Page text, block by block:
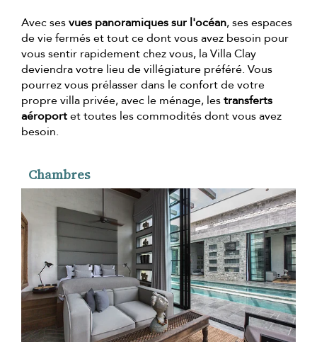
Avec sesvues panoramiques sur l'océan, ses espaces
de vie fermés et tout ce dont vous avez besoin pour
vous sentir rapidement chez vous, la Villa Clay
deviendra votre lieu de villégiature préféré. Vous
pourrez vous prélasser dans le confort de votre
propre villa privée, avec le ménage, lestransferts
aéroportet toutes les commodités dont vous avez
besoin.
Chambres